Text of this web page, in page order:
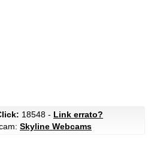
18548 - Link errato?
Skyline Webcams